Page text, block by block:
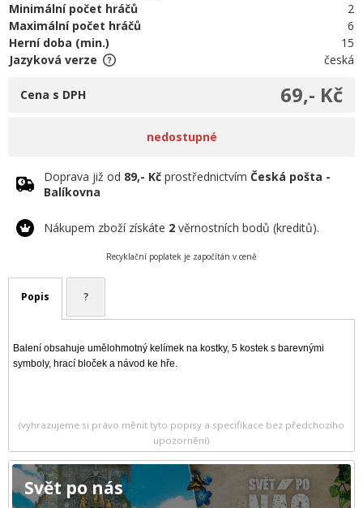
Minimální počet hráčů
2
Maximální počet hráčů
6
Herní doba (min.)
15
Jazyková verze
česká
69,- Kč
Cena s DPH
nedostupné
Doprava již od 89,- Kč prostřednictvím Česká pošta -
Balíkovna
Nákupem zboží získáte 2 věrnostních bodů (kreditů).
Recyklační poplatek je započítán v ceně
Popis ?
Balení obsahuje umělohmotný kelímek na kostky, 5 kostek s barevnými
symboly, hrací bloček a návod ke hře.
(vyhrazujeme si právo měnit tyto popisy a specifikace bez předchozího
upozornění)
Svět po nás